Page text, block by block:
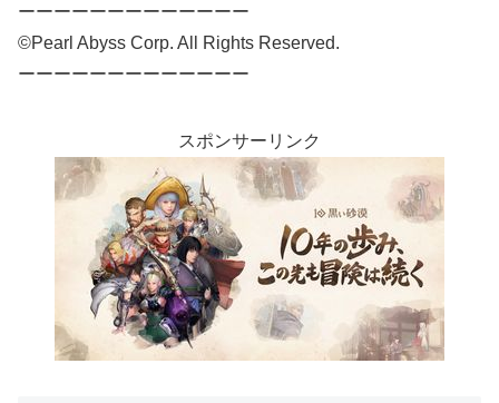
ーーーーーーーーーーーーー
©Pearl Abyss Corp. All Rights Reserved.
ーーーーーーーーーーーーー
スポンサーリンク